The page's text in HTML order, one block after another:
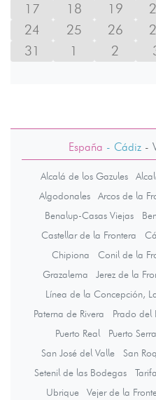
17
18 19
24
25 26
31
1 2
España - Cádiz-
Alcalá de los Gazules
Algodonales
Arcos de la
Benalup-Casas Viejas
Castellar de la Frontera
Chipiona
Conil de la
Grazalema
Jerez de la
Línea de la Concepción,
Paterna de Rivera
Prado del
Puerto Real
Puerto
San José del Valle
San
Setenil de las Bodegas
Tarifa
Ubrique
Vejer de la